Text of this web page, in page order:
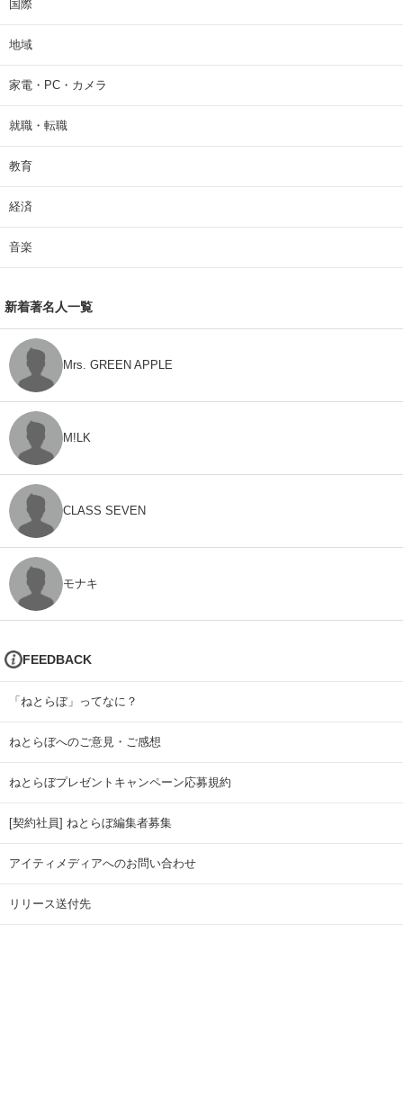
国際
地域
家電・PC・カメラ
就職・転職
教育
経済
音楽
新着著名人一覧
Mrs. GREEN APPLE
M!LK
CLASS SEVEN
モナキ
FEEDBACK
「ねとらぼ」ってなに？
ねとらぼへのご意見・ご感想
ねとらぼプレゼントキャンペーン応募規約
[契約社員] ねとらぼ編集者募集
アイティメディアへのお問い合わせ
リリース送付先